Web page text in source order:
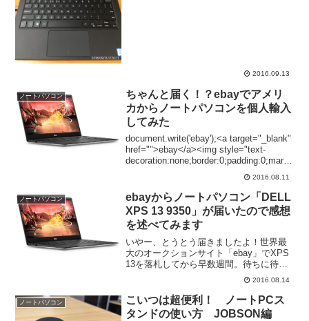
2016.09.13
ノートパソコン
ちゃんと届く！？ebayでアメリ
カからノートパソコンを個人輸入
してみた
document.write('ebay');<a target="_blank"
href="">ebay</a><img style="text-
decoration:none;border:0;padding:0;margi
2016.08.11
ノートパソコン
ebayからノートパソコン「DELL
XPS 13 9350」が届いたので感想
を述べてみます
いやー、とうとう届きましたよ！世界最
大のオークションサイト「ebay」でXPS
13を落札してから早数週間。待ちに待っ
て首は伸びまくるし、輸送状況をチェッ
クしすぎて一日1時間くらいは時間を無駄
にする毎日でしたよ。我ながらアホです
けど、新しい...
2016.08.14
ノートパソコン
こいつは超便利！ ノートPCス
タンドの使い方 JOBSON編